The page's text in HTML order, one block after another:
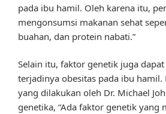
pada ibu hamil. Oleh karena itu,
mengonsumsi makanan sehat
buahan, dan protein nabati.”
Selain itu, faktor genetik juga
terjadinya obesitas pada ibu
yang dilakukan oleh Dr. Michael
genetika, “Ada faktor genetik yang